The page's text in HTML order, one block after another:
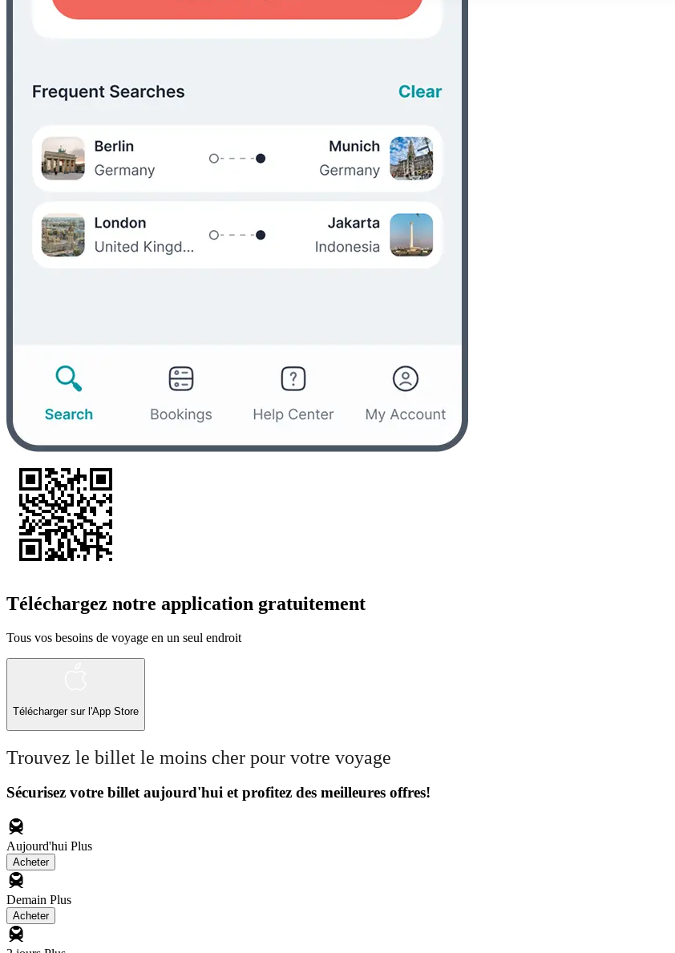
Téléchargez notre application gratuitement
Tous vos besoins de voyage en un seul endroit
Télécharger sur l'App Store
Trouvez le billet le moins cher pour votre voyage
Sécurisez votre billet aujourd'hui et profitez des meilleures offres!
Aujourd'hui Plus
Acheter
Demain Plus
Acheter